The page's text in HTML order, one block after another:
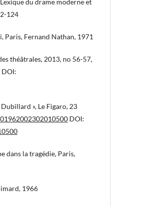
du drame moderne et
124
Paris, Fernand Nathan, 1971
théâtrales, 2013, no 56-57,
DOI:
Dubillard », Le Figaro, 23
DOI:
dans la tragédie, Paris,
1966